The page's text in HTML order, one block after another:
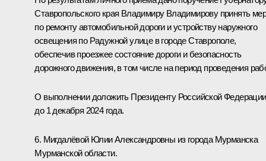
Ставропольского края Владимиру Владимирову принять
по ремонту автомобильной дороги и устройству наружного
освещения по Радужной улице в городе Ставрополе,
обеспечив проезжее состояние дороги и безопасность
дорожного движения, в том числе на период проведения
О выполнении доложить Президенту Российской Федерации
до 1 декабря 2024 года.
6. Мигдалёвой Юлии Александровны из города Мурманска
Мурманской области.